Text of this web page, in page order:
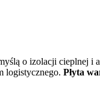
o izolacji cieplnej i
logistycznego. Płyta